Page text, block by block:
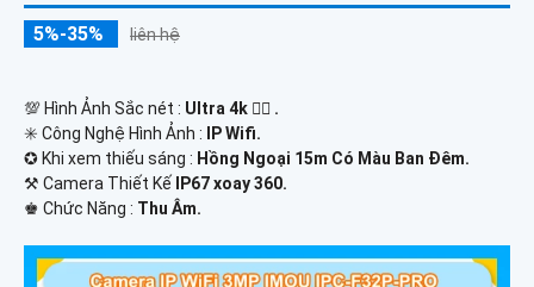
5%-35% liên hệ
💯 Hình Ảnh Sắc nét : Ultra 4k 👍🏾 .
✳️ Công Nghệ Hình Ảnh :
IP Wifi.
✪ Khi xem thiếu sáng : Hồng Ngoại 15m Có Màu Ban Ðêm.
⚒ Camera Thiết Kế
IP67 xoay 360.
️♚ Chức Năng : Thu Âm.